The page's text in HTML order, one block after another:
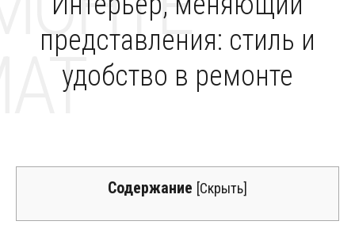
представления: стиль и
удобство в ремонте
Содержание [Скрыть]